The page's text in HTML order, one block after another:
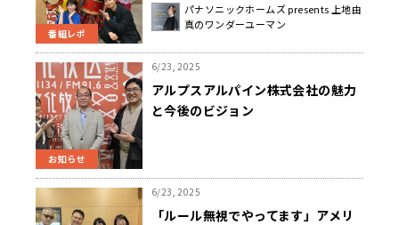
番組レポ
パナソニックホームズ presents 上地由
真のワンダーユーマン
お知らせ
6/23, 2025
アルプスアルパイン株式会社の魅力
と今後のビジョン
6/23, 2025
「ルール無視でやってます」アメリ